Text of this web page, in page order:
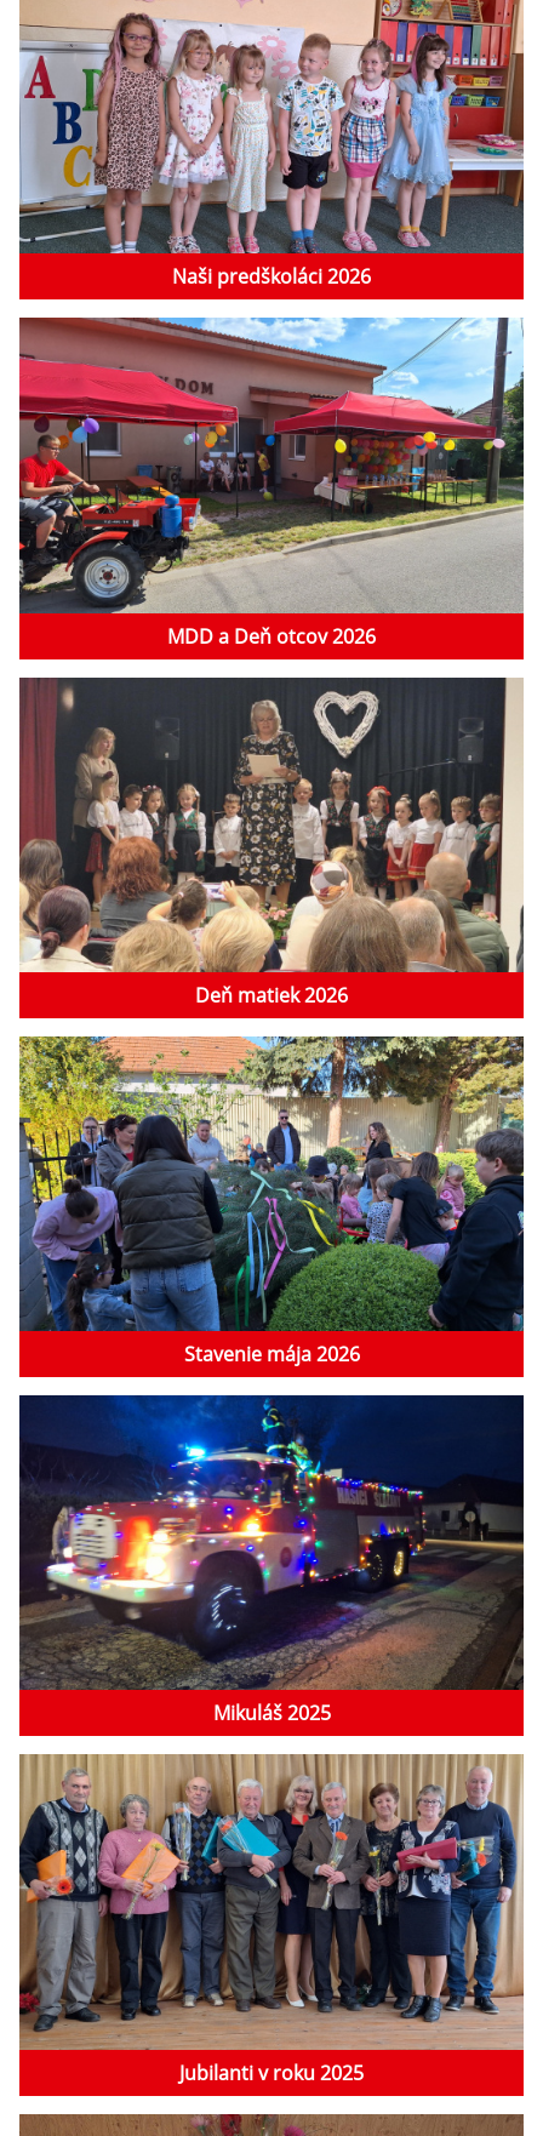
Naši predškoláci 2026
MDD a Deň otcov 2026
Deň matiek 2026
Stavenie mája 2026
Mikuláš 2025
Jubilanti v roku 2025